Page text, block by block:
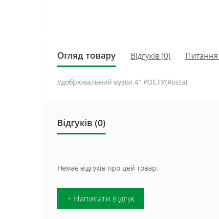
Огляд товару Відгуків (0) Питання
Удобрювальний вузол 4" РОСТУ(Rosta)
Відгуків (0)
Немає відгуків про цей товар.
+ Написати відгук